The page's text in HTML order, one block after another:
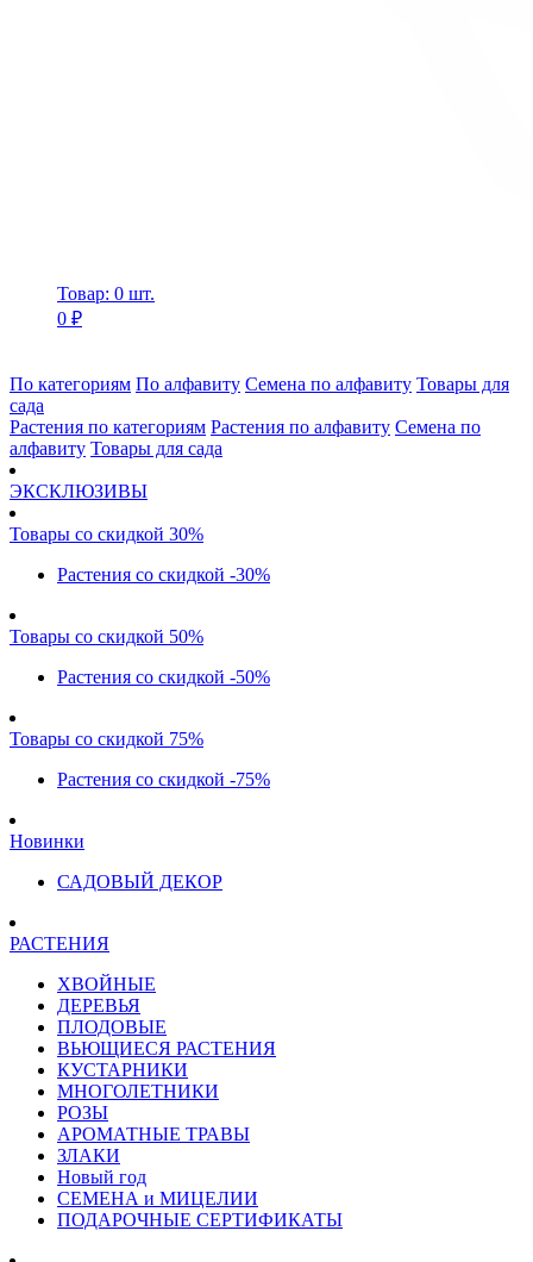
Товар: 0 шт.
0 ₽
По категориям По алфавиту Семена по алфавиту Товары для
сада
Растения по категориям Растения по алфавиту Семена по
алфавиту Товары для сада
ЭКСКЛЮЗИВЫ
Товары со скидкой 30%
Растения со скидкой -30%
Товары со скидкой 50%
Растения со скидкой -50%
Товары со скидкой 75%
Растения со скидкой -75%
Новинки
САДОВЫЙ ДЕКОР
РАСТЕНИЯ
ХВОЙНЫЕ
ДЕРЕВЬЯ
ПЛОДОВЫЕ
ВЬЮЩИЕСЯ РАСТЕНИЯ
КУСТАРНИКИ
МНОГОЛЕТНИКИ
РОЗЫ
АРОМАТНЫЕ ТРАВЫ
ЗЛАКИ
Новый год
СЕМЕНА и МИЦЕЛИИ
ПОДАРОЧНЫЕ СЕРТИФИКАТЫ